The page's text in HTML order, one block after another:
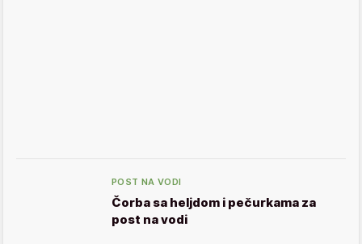
POST NA VODI
Čorba sa heljdom i pečurkama za
post na vodi